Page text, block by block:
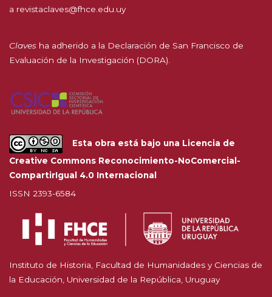
a revistaclaves@fhce.edu.uy
Claves ha adherido a la Declaración de San Francisco de
Evaluación de la Investigación (DORA).
Esta obra está bajo una Licencia de
Creative Commons Reconocimiento-NoComercial-
CompartirIgual 4.0 Internacional
ISSN 2393-6584
Instituto de Historia, Facultad de Humanidades y Ciencias de
la Educación, Universidad de la República, Uruguay